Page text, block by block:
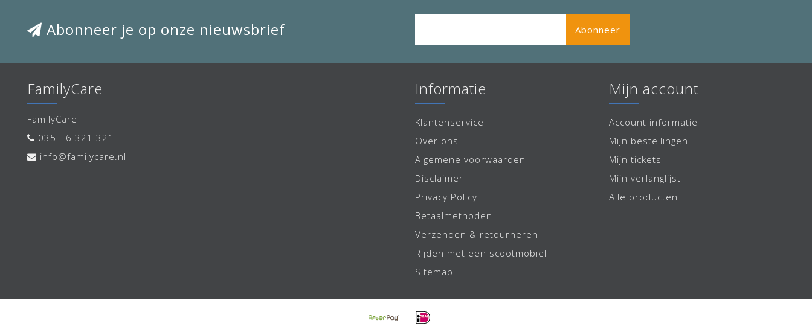
Abonneer je op onze nieuwsbrief Abonneer
FamilyCare
FamilyCare
035 - 6 321 321
info@familycare.nl
Informatie
Klantenservice
Over ons
Algemene voorwaarden
Disclaimer
Privacy Policy
Betaalmethoden
Verzenden & retourneren
Rijden met een scootmobiel
Sitemap
Mijn account
Account informatie
Mijn bestellingen
Mijn tickets
Mijn verlanglijst
Alle producten